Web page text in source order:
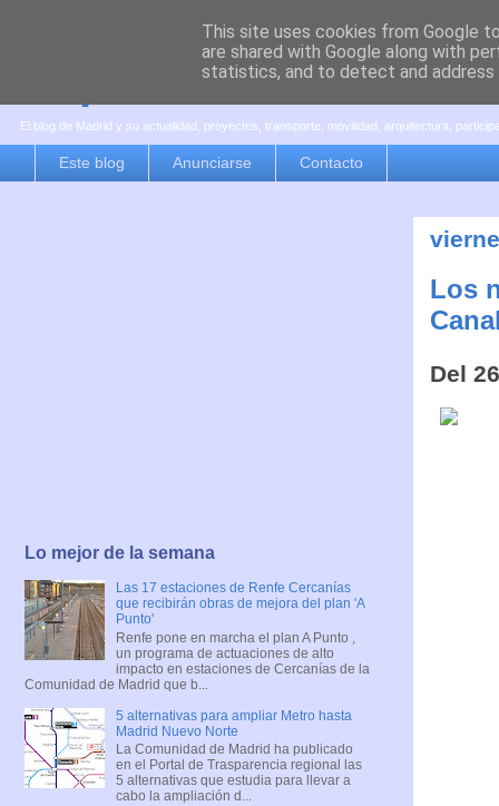
es por madrid
El blog de Madrid y su actualidad, proyectos, transporte, movilidad, arquitectura,
Este blog Anunciarse Contacto
Los
Del
Lo mejor de la semana
Las 17 estaciones de Renfe Cercanías
que recibirán obras de mejora del plan 'A
Punto'
Renfe pone en marcha el plan A Punto ,
un programa de actuaciones de alto
impacto en estaciones de Cercanías de la
Comunidad de Madrid que b...
5 alternativas para ampliar Metro hasta
Madrid Nuevo Norte
La Comunidad de Madrid ha publicado
en el Portal de Trasparencia regional las
5 alternativas que estudia para llevar a
cabo la ampliación d...
This site uses cookies from Google
are shared with Google along with
statistics, and to detect and address